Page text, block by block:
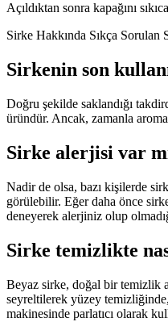
Açıldıktan sonra kapağını
Sirke Hakkında Sıkça Sorulan
Sirkenin son
Doğru şekilde saklandığı
üründür. Ancak, zamanla
Sirke alerjisi var
Nadir de olsa, bazı kişilerde
görülebilir. Eğer daha önce
deneyerek alerjiniz olup
Sirke temizlikte
Beyaz sirke, doğal bir temizlik
seyreltilerek yüzey
makinesinde parlatıcı olarak